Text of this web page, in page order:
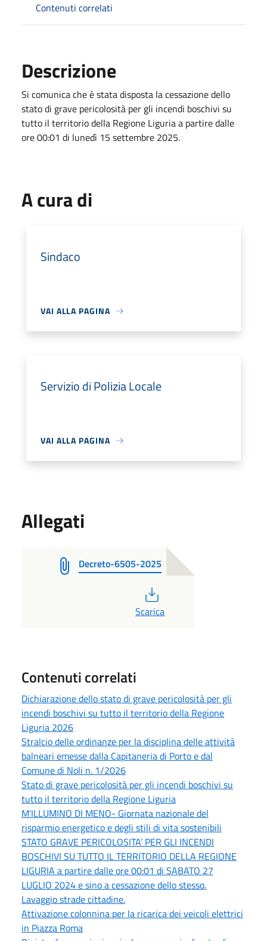
Contenuti correlati
Descrizione
Si comunica che è stata disposta la cessazione dello
stato di grave pericolosità per gli incendi boschivi su
tutto il territorio della Regione Liguria a partire dalle
ore 00:01 di lunedì 15 settembre 2025.
A cura di
Sindaco
VAI ALLA PAGINA
Servizio di Polizia Locale
VAI ALLA PAGINA
Allegati
Decreto-6505-2025
Scarica
Contenuti correlati
Dichiarazione dello stato di grave pericolosità per gli
incendi boschivi su tutto il territorio della Regione
Liguria 2026
Stralcio delle ordinanze per la disciplina delle attività
balneari emesse dalla Capitaneria di Porto e dal
Comune di Noli n. 1/2026
Stato di grave pericolosità per gli incendi boschivi su
tutto il territorio della Regione Liguria
M'ILLUMINO DI MENO- Giornata nazionale del
risparmio energetico e degli stili di vita sostenibili
STATO GRAVE PERICOLOSITA’ PER GLI INCENDI
BOSCHIVI SU TUTTO IL TERRITORIO DELLA REGIONE
LIGURIA a partire dalle ore 00:01 di SABATO 27
LUGLIO 2024 e sino a cessazione dello stesso.
Lavaggio strade cittadine.
Attivazione colonnina per la ricarica dei veicoli elettrici
in Piazza Roma